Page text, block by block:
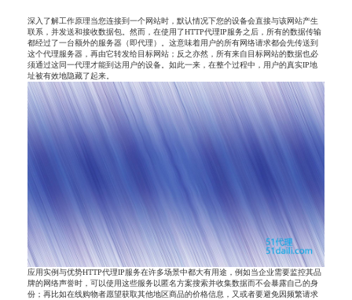
深入了解工作原理当您连接到一个网站时，默认情况下您的设备会直接与该网站产生
联系，并发送和接收数据包。然而，在使用了HTTP代理IP服务之后，所有的数据传输
都经过了一台额外的服务器（即代理）。这意味着用户的所有网络请求都会先传送到
这个代理服务器，再由它转发给目标网站；反之亦然，所有来自目标网站的数据也必
须通过这同一代理才能到达用户的设备。如此一来，在整个过程中，用户的真实IP地
址被有效地隐藏了起来。
应用实例与优势HTTP代理IP服务在许多场景中都大有用途，例如当企业需要监控其品
牌的网络声誉时，可以使用这些服务以匿名方案搜索并收集数据而不会暴露自己的身
份；再比如在线购物者愿望获取其他地区商品的价格信息，又或者要避免因频繁请求